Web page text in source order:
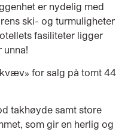
er nydelig med
ski- og turmuligheter
fasiliteter ligger
unna!
for salg på tomt 44
takhøyde samt store
som gir en herlig og